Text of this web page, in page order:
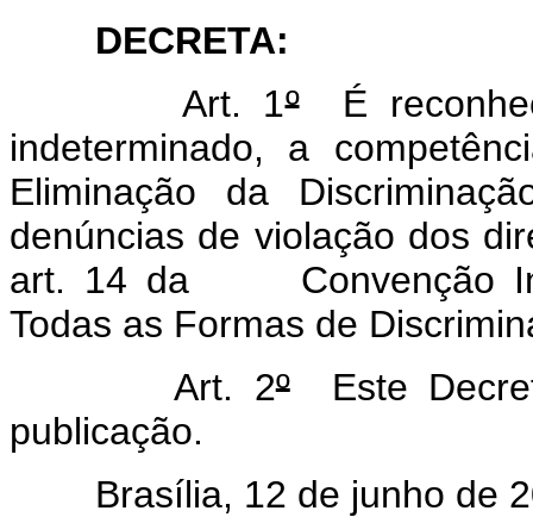
DECRETA:
Art. 1ºÉ
indeterminado, a
Eliminação da
denúncias de violação dos
art. 14 da Convenção
Todas as Formas de
Art. 2ºEste
publicação.
Brasília, 12 de junho de